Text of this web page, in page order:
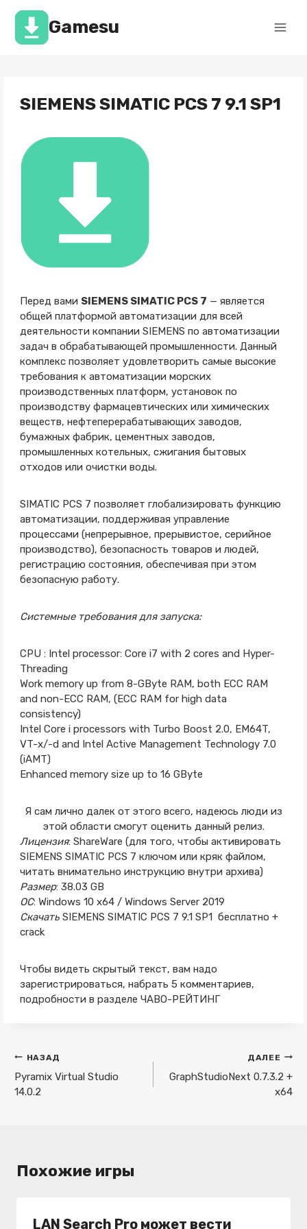
Перейти
содержимомуGamesu
SIEMENS SIMATIC PCS 7 9.1 SP1
Перед вами SIEMENS SIMATIC PCS 7 — является
общей платформой автоматизации для всей
деятельности компании SIEMENS по автоматизации
задач в обрабатывающей промышленности. Данный
комплекс позволяет удовлетворить самые высокие
требования к автоматизации морских
производственных платформ, установок по
производству фармацевтических или химических
веществ, нефтеперерабатывающих заводов,
бумажных фабрик, цементных заводов,
промышленных котельных, сжигания бытовых
отходов или очистки воды.
SIMATIC PCS 7 позволяет глобализировать функцию
автоматизации, поддерживая управление
процессами (непрерывное, прерывистое, серийное
производство), безопасность товаров и людей,
регистрацию состояния, обеспечивая при этом
безопасную работу.
Системные требования для запуска:
CPU : Intel processor: Core i7 with 2 cores and Hyper-
Threading
Work memory up from 8-GByte RAM, both ECC RAM
and non-ECC RAM, (ECC RAM for high data
consistency)
Intel Core i processors with Turbo Boost 2.0, EM64T,
VT-x/-d and Intel Active Management Technology 7.0
(iAMT)
Enhanced memory size up to 16 GByte
Я сам лично далек от этого всего, надеюсь люди из
этой области смогут оценить данный релиз.
Лицензия: ShareWare (для того, чтобы активировать
SIEMENS SIMATIC PCS 7 ключом или кряк файлом,
читать внимательно инструкцию внутри архива)
Размер: 38.03 GB
ОС: Windows 10 x64 / Windows Server 2019
Скачать SIEMENS SIMATIC PCS 7 9.1 SP1 бесплатно +
crack
Чтобы видеть скрытый текст, вам надо
зарегистрироваться, набрать 5 комментариев,
подробности в разделе ЧАВО-РЕЙТИНГ
Навигация
по
записям
НАЗАД
Pyramix Virtual Studio
14.0.2
ДАЛЕЕ
GraphStudioNext 0.7.3.2 +
x64
Похожие игры
LAN Search Pro может вести